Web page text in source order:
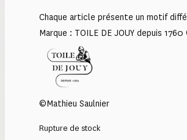
Chaque article présente un motif
Marque : TOILE DE JOUY depuis
©Mathieu Saulnier
Rupture de stock